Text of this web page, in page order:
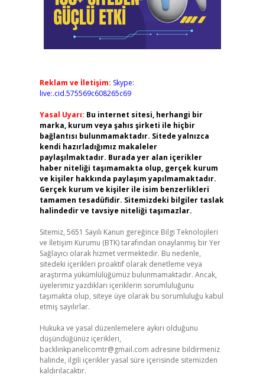
Reklam ve İletişim: Skype:
live:.cid.575569c608265c69
Yasal Uyarı: Bu internet sitesi, herhangi bir
marka, kurum veya şahıs şirketi ile hiçbir
bağlantısı bulunmamaktadır. Sitede yalnızca
kendi hazırladığımız makaleler
paylaşılmaktadır. Burada yer alan içerikler
haber niteliği taşımamakta olup, gerçek kurum
ve kişiler hakkında paylaşım yapılmamaktadır.
Gerçek kurum ve kişiler ile isim benzerlikleri
tamamen tesadüfidir. Sitemizdeki bilgiler taslak
halindedir ve tavsiye niteliği taşımazlar.
Sitemiz, 5651 Sayılı Kanun gereğince Bilgi Teknolojileri
ve İletişim Kurumu (BTK) tarafından onaylanmış bir Yer
Sağlayıcı olarak hizmet vermektedir. Bu nedenle,
sitedeki içerikleri proaktif olarak denetleme veya
araştırma yükümlülüğümüz bulunmamaktadır. Ancak,
üyelerimiz yazdıkları içeriklerin sorumluluğunu
taşımakta olup, siteye üye olarak bu sorumluluğu kabul
etmiş sayılırlar.
Hukuka ve yasal düzenlemelere aykırı olduğunu
düşündüğünüz içerikleri,
backlinkpanelicomtr@gmail.com adresine bildirmeniz
halinde, ilgili içerikler yasal süre içerisinde sitemizden
kaldırılacaktır.